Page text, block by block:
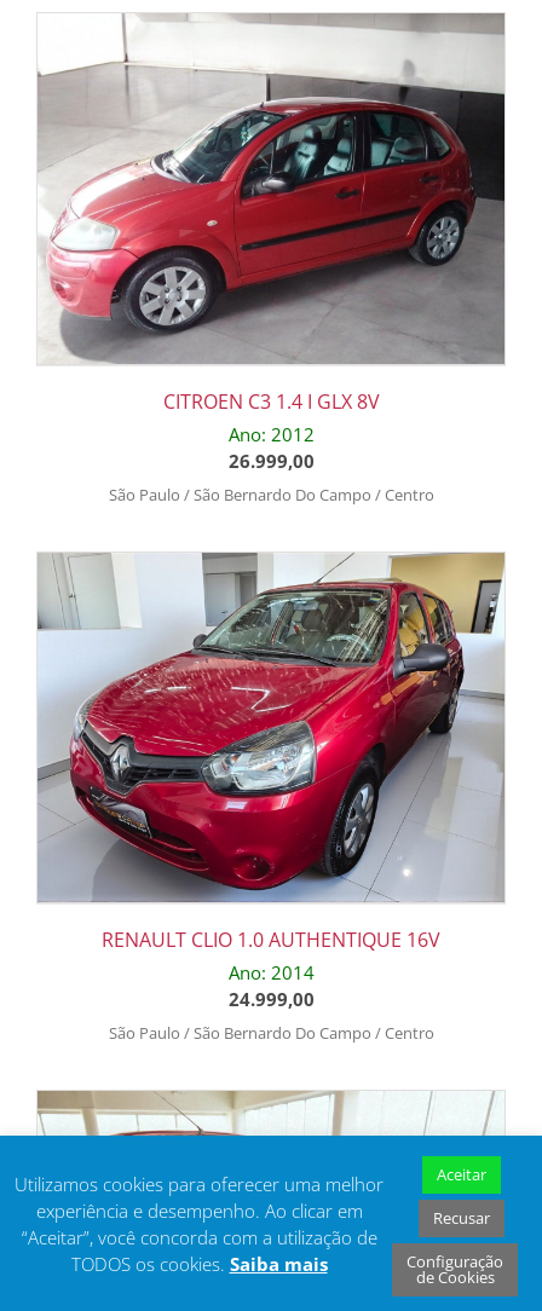
CITROEN C3 1.4 I GLX 8V
Ano: 2012
26.999,00
São Paulo / São Bernardo Do Campo / Centro
RENAULT CLIO 1.0 AUTHENTIQUE 16V
Ano: 2014
24.999,00
São Paulo / São Bernardo Do Campo / Centro
Utilizamos cookies para oferecer uma melhor
experiência e desempenho. Ao clicar em
“Aceitar”, você concorda com a utilização de
TODOS os cookies. Saiba mais
Aceitar
Recusar
Configuração
de Cookies